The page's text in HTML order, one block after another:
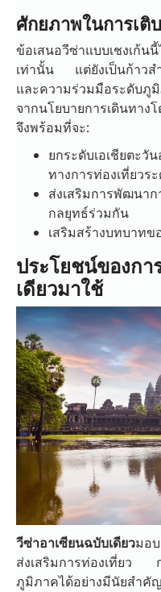
ศักยภาพในการเ
ข้อเสนอวีซ่าแบบเชงเก้น
เท่านั้น แต่ยังเป็นก้าวส
และความร่วมมือระดับภู
จากนโยบายการเดินทาง
จึงพร้อมที่จะ:
ยกระดับเอเชียตะวั
ทางการท่องเที่ยวร
ส่งเสริมการพัฒนาก
กลยุทธ์ร่วมกัน
เสริมสร้างบทบาท
ประโยชน์ของกา
เดียวมาใช้
วีซ่าอาเซียนฉบับเดียวมอบ
ส่งเสริมการท่องเที่ยว
ภูมิภาคได้อย่างมีนัยสำคั